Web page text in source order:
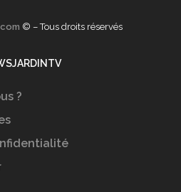
© – Tous droits réservés
?